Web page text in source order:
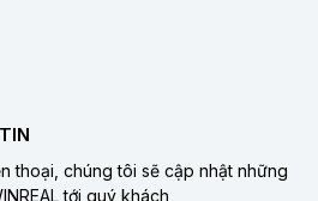
thoại, chúng tôi sẽ cập nhật những
tới quý khách